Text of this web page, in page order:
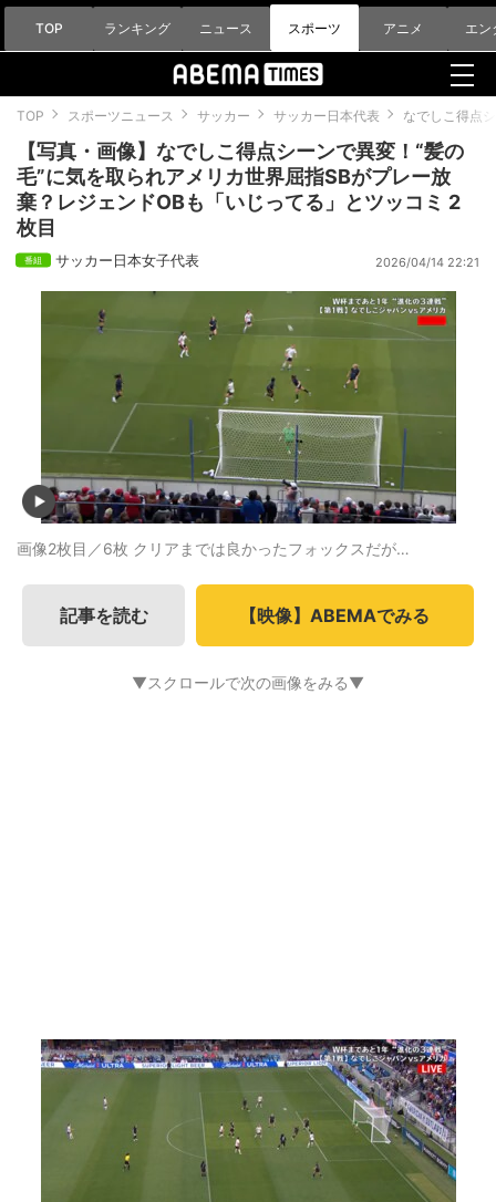
TOP ランキング ニュース スポーツ アニメ エン
TOP スポーツニュース サッカー サッカー日本代表 なでしこ得点
【写真・画像】なでしこ得点シーンで異変！“髪の
毛”に気を取られアメリカ世界屈指SBがプレー放
棄？レジェンドOBも「いじってる」とツッコミ 2
枚目
サッカー日本女子代表 2026/04/14 22:21
画像2枚目／6枚 クリアまでは良かったフォックスだが…
記事を読む 【映像】ABEMAでみる
▼スクロールで次の画像をみる▼